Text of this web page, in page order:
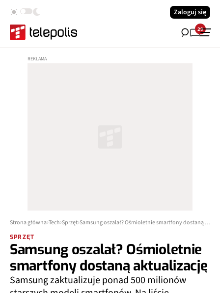
Zaloguj się
29
Strona główna Tech Sprzęt Samsung oszalał? Ośmioletnie smartfony dostaną aktualizację
SPRZĘT
Samsung oszalał? Ośmioletnie
smartfony dostaną aktualizację
Samsung zaktualizuje ponad 500 milionów